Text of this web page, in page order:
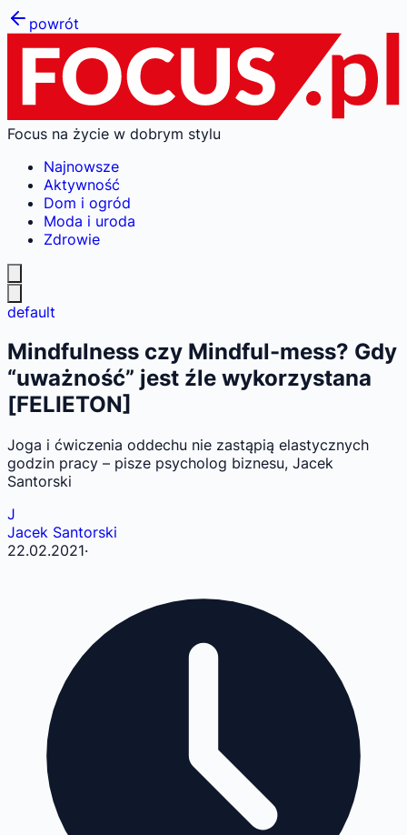
powrót
Focus na życie w dobrym stylu
Najnowsze
Aktywność
Dom i ogród
Moda i uroda
Zdrowie
default
Mindfulness czy Mindful-mess? Gdy
“uważność” jest źle wykorzystana
[FELIETON]
Joga i ćwiczenia oddechu nie zastąpią elastycznych
godzin pracy – pisze psycholog biznesu, Jacek
Santorski
J
Jacek Santorski
22.02.2021·